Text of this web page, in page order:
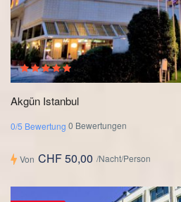
Akgün Istanbul
0/5 Bewertung 0 Bewertungen
Von CHF 50,00 /Nacht/Person